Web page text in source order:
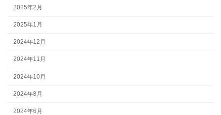
2025年2月
2025年1月
2024年12月
2024年11月
2024年10月
2024年8月
2024年6月